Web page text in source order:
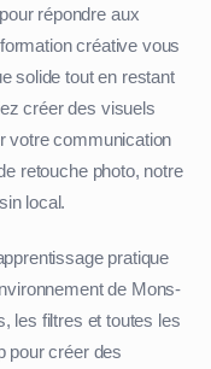
répondre aux
créative vous
solide tout en restant
créer des visuels
votre communication
retouche photo, notre
local.
pratique
de Mons-
les filtres et toutes les
pour créer des